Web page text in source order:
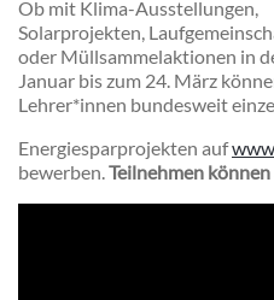
Ob mit Klima-Ausstellungen,
Solarprojekten,
oder Müllsammelaktionen in
Januar bis zum 24. März
Lehrer*innen bundesweit
Energiesparprojekten auf
bewerben.Teilnehmen